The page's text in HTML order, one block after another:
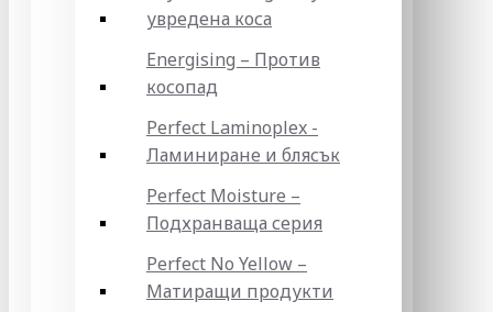
увредена коса
Energising – Против
косопад
Perfect Laminoplex -
Ламиниране и блясък
Perfect Moisture –
Подхранваща серия
Perfect No Yellow –
Матиращи продукти